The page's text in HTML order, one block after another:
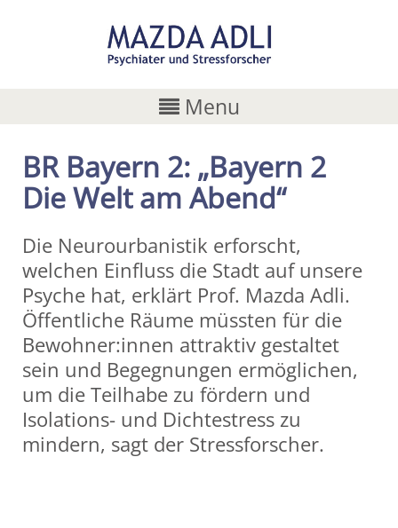
Menu
BR Bayern 2: „Bayern 2
Die Welt am Abend“
Die Neurourbanistik erforscht,
welchen Einfluss die Stadt auf unsere
Psyche hat, erklärt Prof. Mazda Adli.
Öffentliche Räume müssten für die
Bewohner:innen attraktiv gestaltet
sein und Begegnungen ermöglichen,
um die Teilhabe zu fördern und
Isolations- und Dichtestress zu
mindern, sagt der Stressforscher.